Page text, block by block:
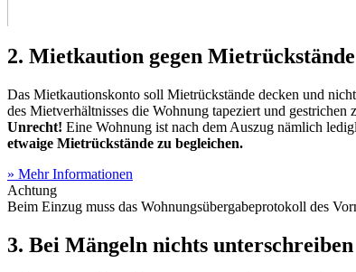
2. Mietkaution gegen Mietrückstände
Das Mietkautionskonto soll Mietrückstände decken und
des Mietverhältnisses die Wohnung tapeziert und gestrichen
Unrecht! Eine Wohnung ist nach dem Auszug nämlich
etwaige Mietrückstände zu begleichen.
» Mehr Informationen
Achtung
Beim Einzug muss das Wohnungsübergabeprotokoll des
3. Bei Mängeln nichts unterschreiben